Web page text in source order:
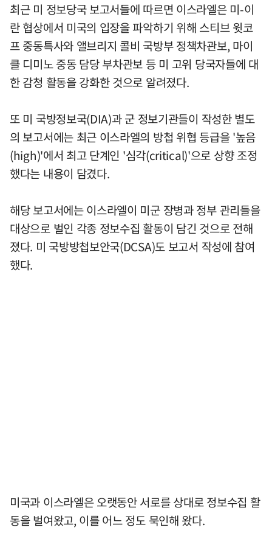
최근 미 정보당국 보고서들에 따르면 이스라엘은 미-이
란 협상에서 미국의 입장을 파악하기 위해 스티브 윗코
프 중동특사와 앨브리지 콜비 국방부 정책차관보, 마이
클 디미노 중동 담당 부차관보 등 미 고위 당국자들에 대
한 감청 활동을 강화한 것으로 알려졌다.
또 미 국방정보국(DIA)과 군 정보기관들이 작성한 별도
의 보고서에는 최근 이스라엘의 방첩 위협 등급을 '높음
(high)'에서 최고 단계인 '심각(critical)'으로 상향 조정
했다는 내용이 담겼다.
해당 보고서에는 이스라엘이 미군 장병과 정부 관리들을
대상으로 벌인 각종 정보수집 활동이 담긴 것으로 전해
졌다. 미 국방방첩보안국(DCSA)도 보고서 작성에 참여
했다.
미국과 이스라엘은 오랫동안 서로를 상대로 정보수집 활
동을 벌여왔고, 이를 어느 정도 묵인해 왔다.